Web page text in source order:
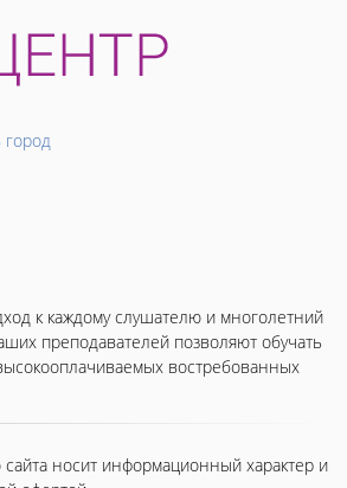
город
к каждому слушателю и многолетний
преподавателей позволяют обучать
востребованных
носит информационный характер и